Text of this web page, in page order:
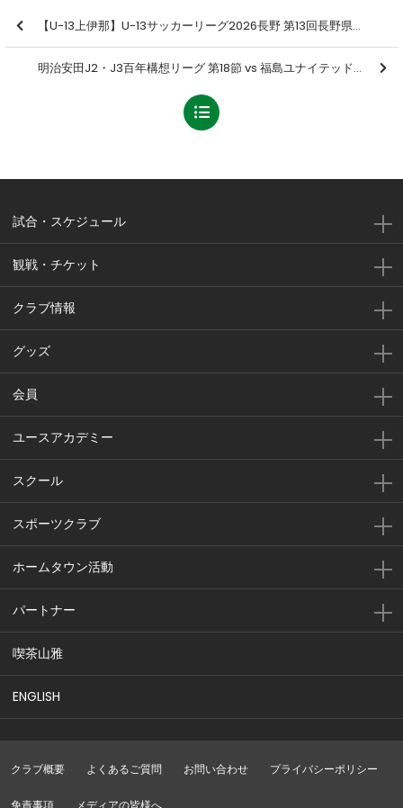
【U-13上伊那】U-13サッカーリーグ2026長野 第13回長野県U-13リーグ 第4節 結果のお知らせ
明治安田J2・J3百年構想リーグ 第18節 vs 福島ユナイテッドＦＣ戦の結果
試合・スケジュール
観戦・チケット
クラブ情報
グッズ
会員
ユースアカデミー
スクール
スポーツクラブ
ホームタウン活動
パートナー
喫茶山雅
ENGLISH
クラブ概要 よくあるご質問 お問い合わせ プライバシーポリシー
免責事項 メディアの皆様へ